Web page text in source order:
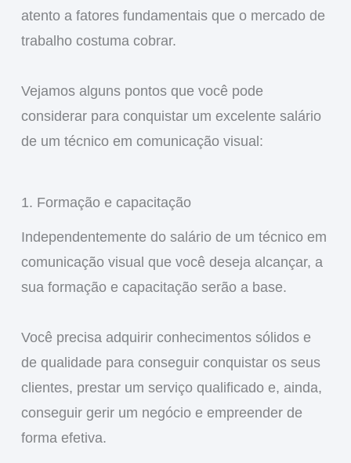
atento a fatores fundamentais que o mercado de
trabalho costuma cobrar.
Vejamos alguns pontos que você pode
considerar para conquistar um excelente salário
de um técnico em comunicação visual:
1. Formação e capacitação
Independentemente do salário de um técnico em
comunicação visual que você deseja alcançar, a
sua formação e capacitação serão a base.
Você precisa adquirir conhecimentos sólidos e
de qualidade para conseguir conquistar os seus
clientes, prestar um serviço qualificado e, ainda,
conseguir gerir um negócio e empreender de
forma efetiva.